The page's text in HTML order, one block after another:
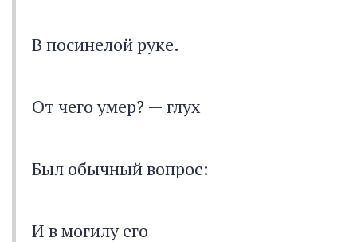
В посинелой руке.
От чего умер? — глух
Был обычный вопрос:
И в могилу его